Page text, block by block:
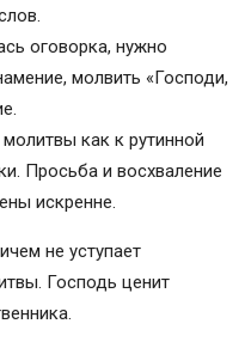
Reply
НАШ
Нафанаила
митрополита
оговорка, нужно
молвить «Господи,
как к рутинной
Просьба и восхваление
искренне.
не уступает
Господь ценит